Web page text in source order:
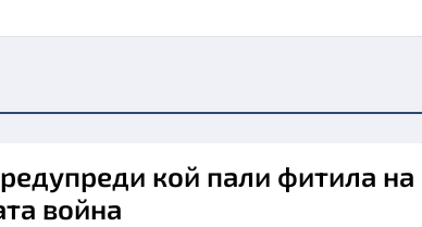
кой пали фитила на
война